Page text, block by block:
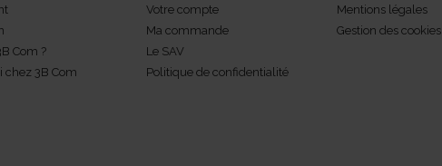
Com ?
chez 3B Com
Votre compte
Ma commande
Le SAV
Politique de confidentialité
Mentions légales
Gestion des cookies